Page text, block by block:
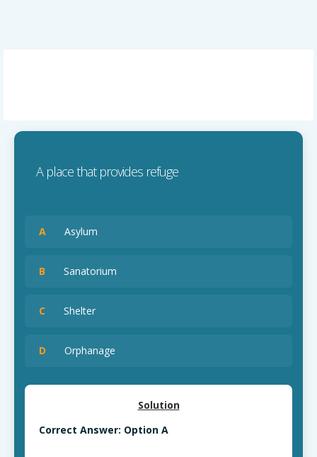
A place that provides refuge
A Asylum
B Sanatorium
C Shelter
D Orphanage
Solution
Correct Answer: Option A